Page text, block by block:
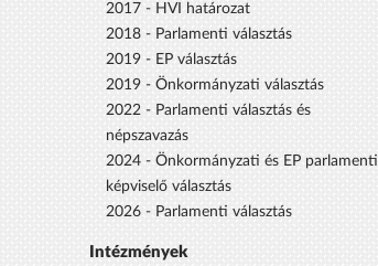
2017 - HVI határozat
2018 - Parlamenti választás
2019 - EP választás
2019 - Önkormányzati választás
2022 - Parlamenti választás és
népszavazás
2024 - Önkormányzati és EP parlamenti
képviselő választás
2026 - Parlamenti választás
Intézmények